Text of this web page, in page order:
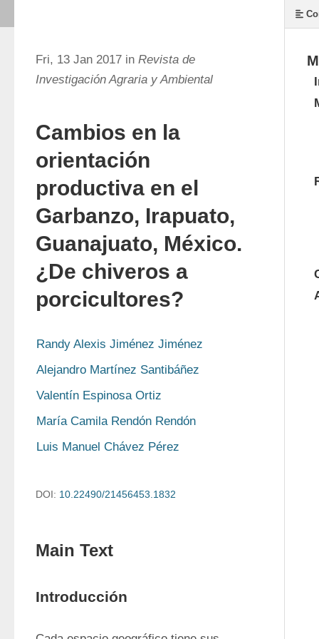
Fri, 13 Jan 2017 in Revista de
Investigación Agraria y Ambiental
Cambios en la
orientación
productiva en el
Garbanzo, Irapuato,
Guanajuato, México.
¿De chiveros a
porcicultores?
Randy Alexis Jiménez Jiménez
Alejandro Martínez Santibáñez
Valentín Espinosa Ortiz
María Camila Rendón Rendón
Luis Manuel Chávez Pérez
DOI: 10.22490/21456453.1832
Main Text
Introducción